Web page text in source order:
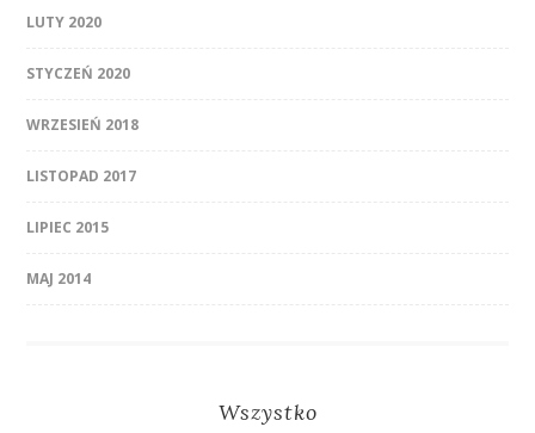
LUTY 2020
STYCZEŃ 2020
WRZESIEŃ 2018
LISTOPAD 2017
LIPIEC 2015
MAJ 2014
Wszystko